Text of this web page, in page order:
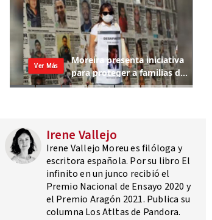
Irene Vallejo
Irene Vallejo Moreu es filóloga y
escritora española.​ Por su libro El
infinito en un junco​ recibió el
Premio Nacional de Ensayo 2020 y
el Premio Aragón 2021.​ Publica su
columna Los Atltas de Pandora.